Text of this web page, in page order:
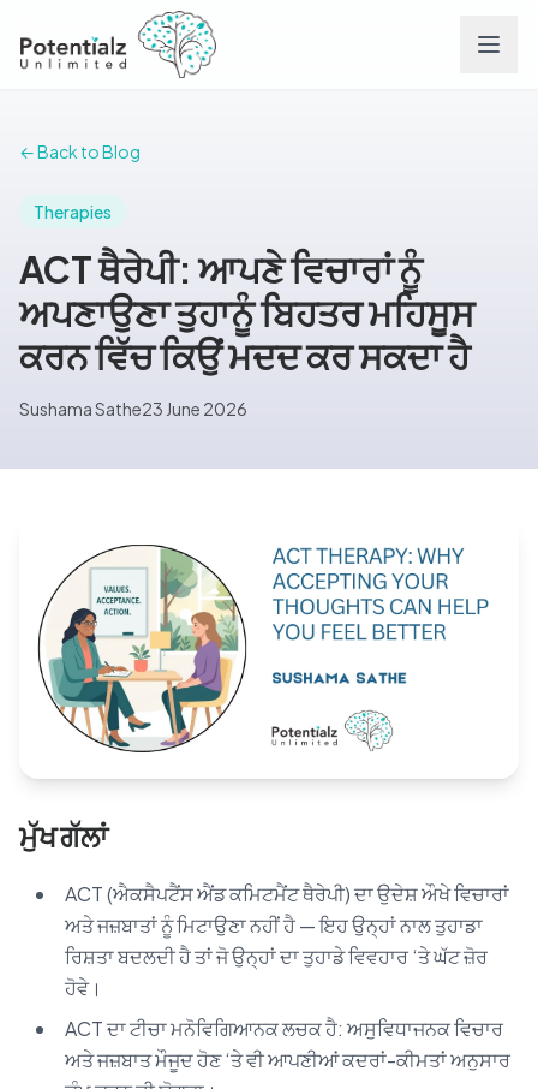
Careers
Conditions
Blog
← Back to Blog
Therapies
ACT ਥੈਰੇਪੀ: ਆਪਣੇ ਵਿਚਾਰਾਂ ਨੂੰ
ਅਪਣਾਉਣਾ ਤੁਹਾਨੂੰ ਬਿਹਤਰ ਮਹਿਸੂਸ
ਕਰਨ ਵਿੱਚ ਕਿਉਂ ਮਦਦ ਕਰ ਸਕਦਾ ਹੈ
Sushama Sathe23 June 2026
ਮੁੱਖ ਗੱਲਾਂ
ACT (ਐਕਸੈਪਟੈਂਸ ਐਂਡ ਕਮਿਟਮੈਂਟ ਥੈਰੇਪੀ) ਦਾ ਉਦੇਸ਼ ਔਖੇ ਵਿਚਾਰਾਂ
ਅਤੇ ਜਜ਼ਬਾਤਾਂ ਨੂੰ ਮਿਟਾਉਣਾ ਨਹੀਂ ਹੈ — ਇਹ ਉਨ੍ਹਾਂ ਨਾਲ ਤੁਹਾਡਾ
ਰਿਸ਼ਤਾ ਬਦਲਦੀ ਹੈ ਤਾਂ ਜੋ ਉਨ੍ਹਾਂ ਦਾ ਤੁਹਾਡੇ ਵਿਵਹਾਰ ‘ਤੇ ਘੱਟ ਜ਼ੋਰ
ਹੋਵੇ।
ACT ਦਾ ਟੀਚਾ ਮਨੋਵਿਗਿਆਨਕ ਲਚਕ ਹੈ: ਅਸੁਵਿਧਾਜਨਕ ਵਿਚਾਰ
ਅਤੇ ਜਜ਼ਬਾਤ ਮੌਜੂਦ ਹੋਣ ‘ਤੇ ਵੀ ਆਪਣੀਆਂ ਕਦਰਾਂ-ਕੀਮਤਾਂ ਅਨੁਸਾਰ